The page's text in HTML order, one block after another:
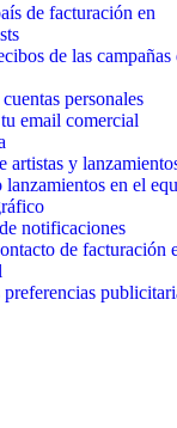
de facturación en
de las campañas
personales
email comercial
artistas y
lanzamientos en el
notificaciones
de facturación